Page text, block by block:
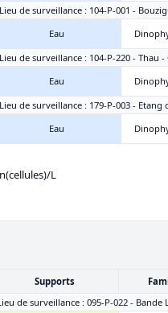
Lieu de surveillance : 104-P-001 -
Eau
Lieu de surveillance : 104-P-220 - Thau
Eau
Lieu de surveillance : 179-P-003 - Etang
Eau
L
Supports
de surveillance : 095-P-022 -